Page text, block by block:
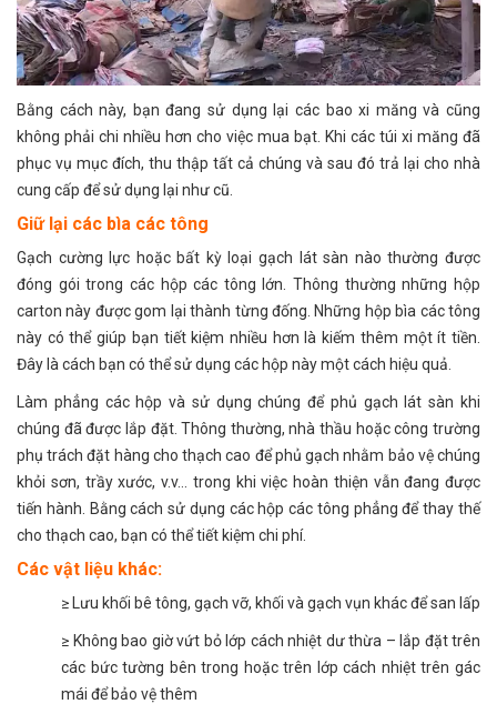
Bằng cách này, bạn đang sử dụng lại các bao xi măng và cũng
không phải chi nhiều hơn cho việc mua bạt. Khi các túi xi măng đã
phục vụ mục đích, thu thập tất cả chúng và sau đó trả lại cho nhà
cung cấp để sử dụng lại như cũ.
Giữ lại các bìa các tông
Gạch cường lực hoặc bất kỳ loại gạch lát sàn nào thường được
đóng gói trong các hộp các tông lớn. Thông thường những hộp
carton này được gom lại thành từng đống. Những hộp bìa các tông
này có thể giúp bạn tiết kiệm nhiều hơn là kiếm thêm một ít tiền.
Đây là cách bạn có thể sử dụng các hộp này một cách hiệu quả.
Làm phẳng các hộp và sử dụng chúng để phủ gạch lát sàn khi
chúng đã được lắp đặt. Thông thường, nhà thầu hoặc công trường
phụ trách đặt hàng cho thạch cao để phủ gạch nhằm bảo vệ chúng
khỏi sơn, trầy xước, v.v… trong khi việc hoàn thiện vẫn đang được
tiến hành. Bằng cách sử dụng các hộp các tông phẳng để thay thế
cho thạch cao, bạn có thể tiết kiệm chi phí.
Các vật liệu khác:
≥ Lưu khối bê tông, gạch vỡ, khối và gạch vụn khác để san lấp
≥ Không bao giờ vứt bỏ lớp cách nhiệt dư thừa – lắp đặt trên
các bức tường bên trong hoặc trên lớp cách nhiệt trên gác
mái để bảo vệ thêm